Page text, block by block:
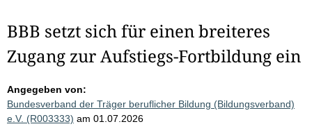
BBB setzt sich für einen breiteres
Zugang zur Aufstiegs-Fortbildung ein
Angegeben von:
Bundesverband der Träger beruflicher Bildung (Bildungsverband)
e.V. (R003333) am 01.07.2026